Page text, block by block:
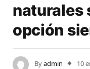
naturales
opción
Byadmin 10